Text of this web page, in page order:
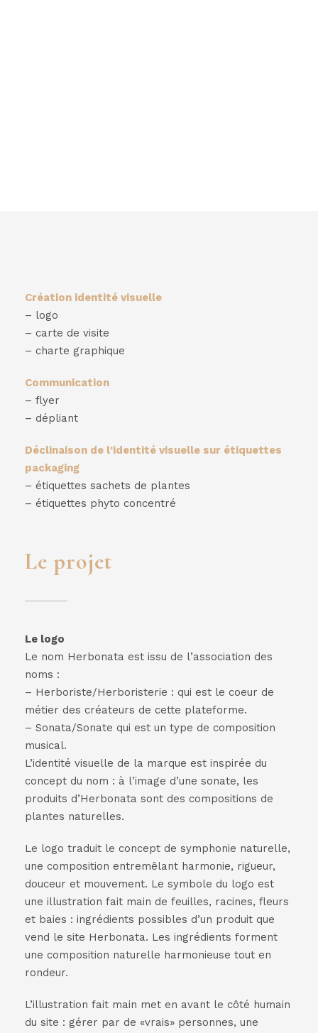
Création identité visuelle
– logo
– carte de visite
– charte graphique
Communication
– flyer
– dépliant
Déclinaison de l’identité visuelle sur étiquettes
packaging
– étiquettes sachets de plantes
– étiquettes phyto concentré
Le projet
Le logo
Le nom Herbonata est issu de l’association des
noms :
– Herboriste/Herboristerie : qui est le coeur de
métier des créateurs de cette plateforme.
– Sonata/Sonate qui est un type de composition
musical.
L’identité visuelle de la marque est inspirée du
concept du nom : à l’image d’une sonate, les
produits d’Herbonata sont des compositions de
plantes naturelles.
Le logo traduit le concept de symphonie naturelle,
une composition entremêlant harmonie, rigueur,
douceur et mouvement. Le symbole du logo est
une illustration fait main de feuilles, racines, fleurs
et baies : ingrédients possibles d’un produit que
vend le site Herbonata. Les ingrédients forment
une composition naturelle harmonieuse tout en
rondeur.
L’illustration fait main met en avant le côté humain
du site : gérer par de «vrais» personnes, une